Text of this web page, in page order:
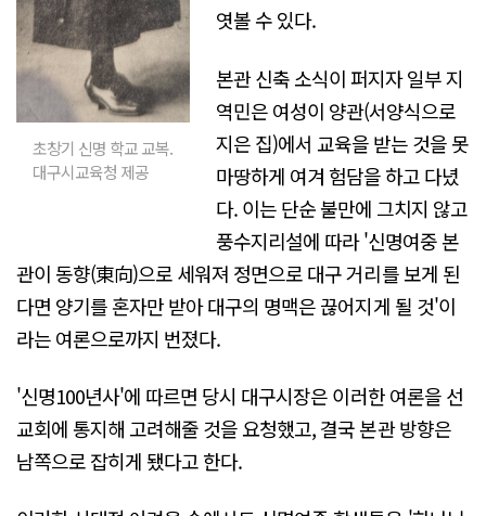
초창기 신명 학교 교복.
대구시교육청 제공
엿볼 수 있다.
본관 신축 소식이 퍼지자 일부 지
역민은 여성이 양관(서양식으로
지은 집)에서 교육을 받는 것을 못
마땅하게 여겨 험담을 하고 다녔
다. 이는 단순 불만에 그치지 않고
풍수지리설에 따라 '신명여중 본
관이 동향(東向)으로 세워져 정면으로 대구 거리를 보게 된
다면 양기를 혼자만 받아 대구의 명맥은 끊어지게 될 것'이
라는 여론으로까지 번졌다.
'신명100년사'에 따르면 당시 대구시장은 이러한 여론을 선
교회에 통지해 고려해줄 것을 요청했고, 결국 본관 방향은
남쪽으로 잡히게 됐다고 한다.